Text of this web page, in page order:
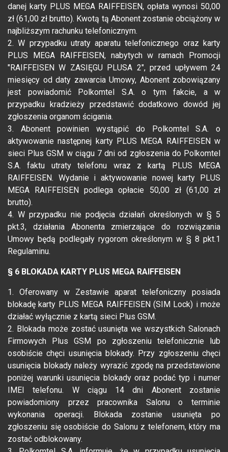
danej karty PLUS MEGA RAIFFEISEN, opłata wynosi 50,00
zł (61,00 zł brutto). Kwotą tą Abonent zostanie obciążony w
najbliższym rachunku telefonicznym.
2. W przypadku utraty aparatu telefonicznego oraz karty
PLUS MEGA RAIFFEISEN, nabytych w ramach Promocji
"RAIFFEISEN W ZASIĘGU PLUSA 2", przed upływem 24
miesięcy od daty zawarcia Umowy, Abonent zobowiązany
jest powiadomić Polkomtel S.A. o tym fakcie, a w
przypadku kradzieży przedstawić dodatkowo dowód jej
zgłoszenia organom ścigania.
3. Abonent powinien wystąpić do Polkomtel S.A. o
aktywowanie następnej karty PLUS MEGA RAIFFEISEN w
sieci Plus GSM w ciągu 7 dni od zgłoszenia do Polkomtel
S.A. faktu utraty telefonu wraz z kartą PLUS MEGA
RAIFFEISEN. Wydanie i aktywowanie nowej karty PLUS
MEGA RAIFFEISEN podlega opłacie 50,00 zł (61,00 zł
brutto).
4. W przypadku nie podjęcia działań określonych w § 5
pkt.3, działania Abonenta zmierzające do rozwiązania
Umowy będą podlegały rygorom określonym w § 8 pkt.1
Regulaminu.
§ 6 BLOKADA KARTY PLUS MEGA RAIFFEISEN
1. Oferowany w Zestawie aparat telefoniczny posiada
blokadę karty PLUS MEGA RAIFFEISEN (SIM Lock) i może
działać wyłącznie z kartą sieci Plus GSM.
2. Blokada może zostać usunięta we wszystkich Salonach
Firmowych Plus GSM po zgłoszeniu telefonicznie lub
osobiście chęci usunięcia blokady. Przy zgłoszeniu chęci
usunięcia blokady należy wyrazić zgodę na przedstawione
poniżej warunki usunięcia blokady oraz podać typ i numer
IMEI telefonu. W ciągu 14 dni Abonent zostanie
powiadomiony przez pracownika Salonu o terminie
wykonania operacji. Blokada zostanie usunięta po
zgłoszeniu się osobiście do Salonu z telefonem, który ma
zostać odblokowany.